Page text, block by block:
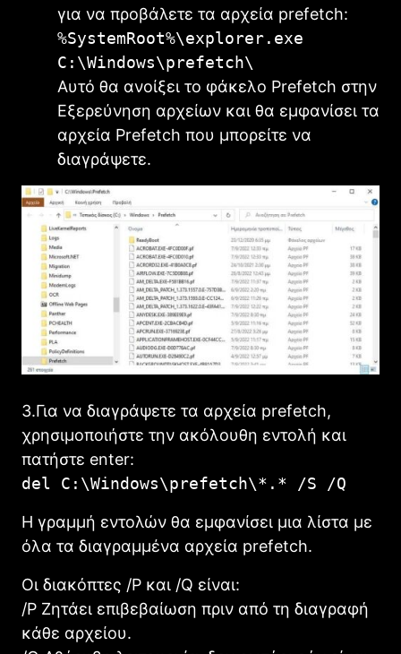
για να προβάλετε τα αρχεία prefetch:
%SystemRoot%\explorer.exe
C:\Windows\prefetch\
Αυτό θα ανοίξει το φάκελο Prefetch στην
Εξερεύνηση αρχείων και θα εμφανίσει τα
αρχεία Prefetch που μπορείτε να
διαγράψετε.
3.Για να διαγράψετε τα αρχεία prefetch,
χρησιμοποιήστε την ακόλουθη εντολή και
πατήστε enter:
del C:\Windows\prefetch\*.* /S /Q
Η γραμμή εντολών θα εμφανίσει μια λίστα με
όλα τα διαγραμμένα αρχεία prefetch.
Οι διακόπτες /P και /Q είναι:
/P Ζητάει επιβεβαίωση πριν από τη διαγραφή
κάθε αρχείου.